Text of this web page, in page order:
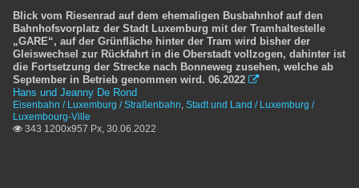
Blick vom Riesenrad auf dem ehemaligen Busbahnhof auf den
Bahnhofsvorplatz der Stadt Luxemburg mit der Tramhaltestelle
„GARE“, auf der Grünfläche hinter der Tram wird bisher der
Gleiswechsel zur Rückfahrt in die Oberstadt vollzogen, dahinter ist
die Fortsetzung der Strecke nach Bonneweg zusehen, welche ab
September in Betrieb genommen wird. 06.2022 
Hans und Jeanny De Rond
Eisenbahn / Luxemburg / Straßenbahn, Stadt und Land / Luxemburg /
Luxembourg-Ville
 343 1200x957 Px, 30.06.2022